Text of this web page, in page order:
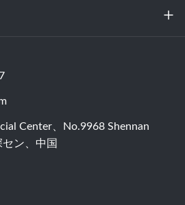
サーバー室
Center、No.9968 Shennan
ン、中国